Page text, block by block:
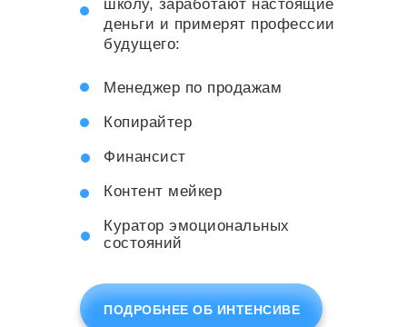
школу, заработают настоящие
деньги и примерят профессии
будущего:
Менеджер по продажам
Копирайтер
Финансист
Контент мейкер
Куратор эмоциональных
состояний
ПОДРОБНЕЕ ОБ ИНТЕНСИВЕ